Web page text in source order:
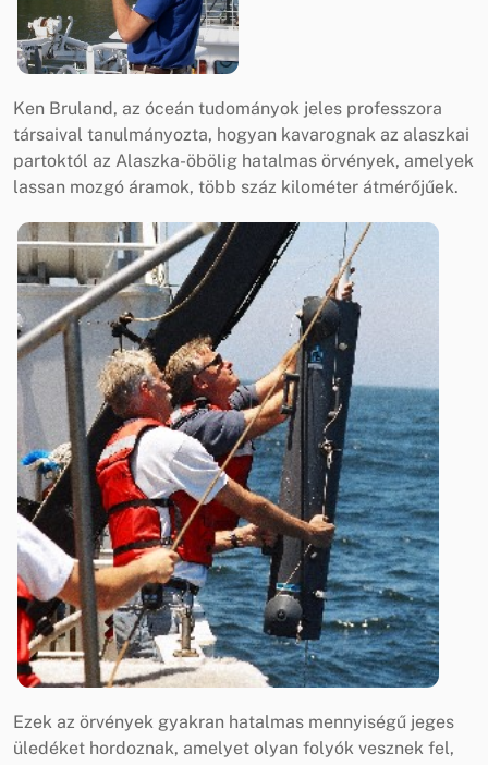
Ken Bruland, az óceán tudományok jeles professzora
társaival tanulmányozta, hogyan kavarognak az alaszkai
partoktól az Alaszka-öbölig hatalmas örvények, amelyek
lassan mozgó áramok, több száz kilométer átmérőjűek.
Ezek az örvények gyakran hatalmas mennyiségű jeges
üledéket hordoznak, amelyet olyan folyók vesznek fel,